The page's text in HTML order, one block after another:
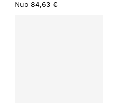
Nuo 84,63 €